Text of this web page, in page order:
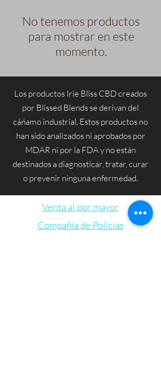
No tenemos productos
para mostrar en este
momento.
Los productos Irie Bliss CBD creados
por Blissed Blends se derivan del
cáñamo industrial. Estos productos no
han sido analizados ni aprobados por
MDAR ni por la FDA y no están
destinados a diagnosticar, tratar, curar
o prevenir ninguna enfermedad.
Venta al por mayor
Compañía de Policías